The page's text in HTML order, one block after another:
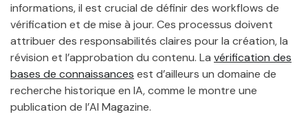
informations, il est crucial de définir des workflows de
vérification et de mise à jour. Ces processus doivent
attribuer des responsabilités claires pour la création, la
révision et l’approbation du contenu. La vérification des
bases de connaissances est d’ailleurs un domaine de
recherche historique en IA, comme le montre une
publication de l’AI Magazine.